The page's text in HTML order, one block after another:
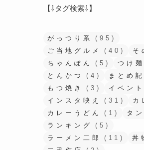
【⇩タグ検索⇩】
がっつり系
(95)
ご当地グルメ
(40) そ
ちゃんぽん
(5) つけ麺
とんかつ
(4) まとめ記
もつ焼き
(3) イベント
インスタ映え
(31) カ
カレーうどん
(1) タ
ランキング
(5)
ラーメン二郎
(11) 丼